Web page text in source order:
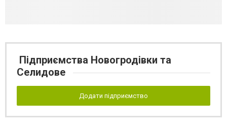
Підприємства Новогродівки та
Селидове
Додати підприємство